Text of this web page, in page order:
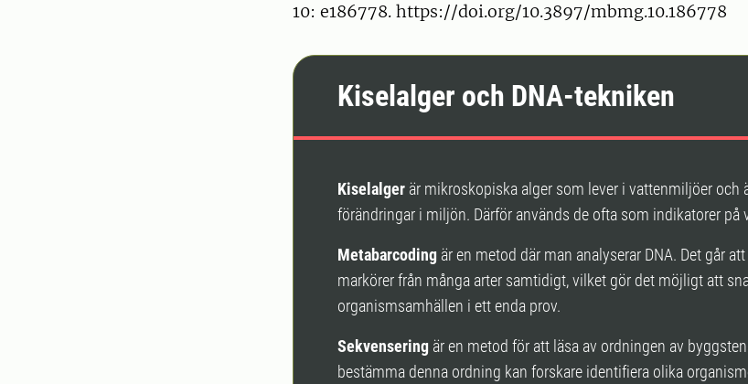
10: e186778. https://doi.org/10.3897/mbmg.10.186778
Kiselalger och DNA-tekniken
Kiselalger är mikroskopiska alger som lever i vattenmiljöer och
förändringar i miljön. Därför används de ofta som indikatorer på
Metabarcoding är en metod där man analyserar DNA. Det går
markörer från många arter samtidigt, vilket gör det möjligt att
organism­samhällen i ett enda prov.
Sekvensering är en metod för att läsa av ordningen av
bestämma denna ordning kan forskare identifiera olika